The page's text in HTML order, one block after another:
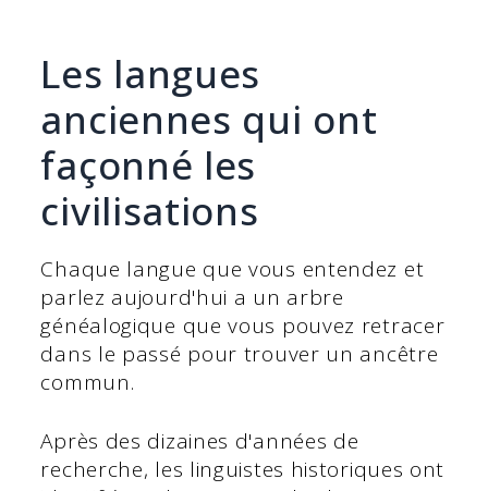
Les langues
anciennes qui ont
façonné les
civilisations
Chaque langue que vous entendez et
parlez aujourd'hui a un arbre
généalogique que vous pouvez retracer
dans le passé pour trouver un ancêtre
commun.
Après des dizaines d'années de
recherche, les linguistes historiques ont